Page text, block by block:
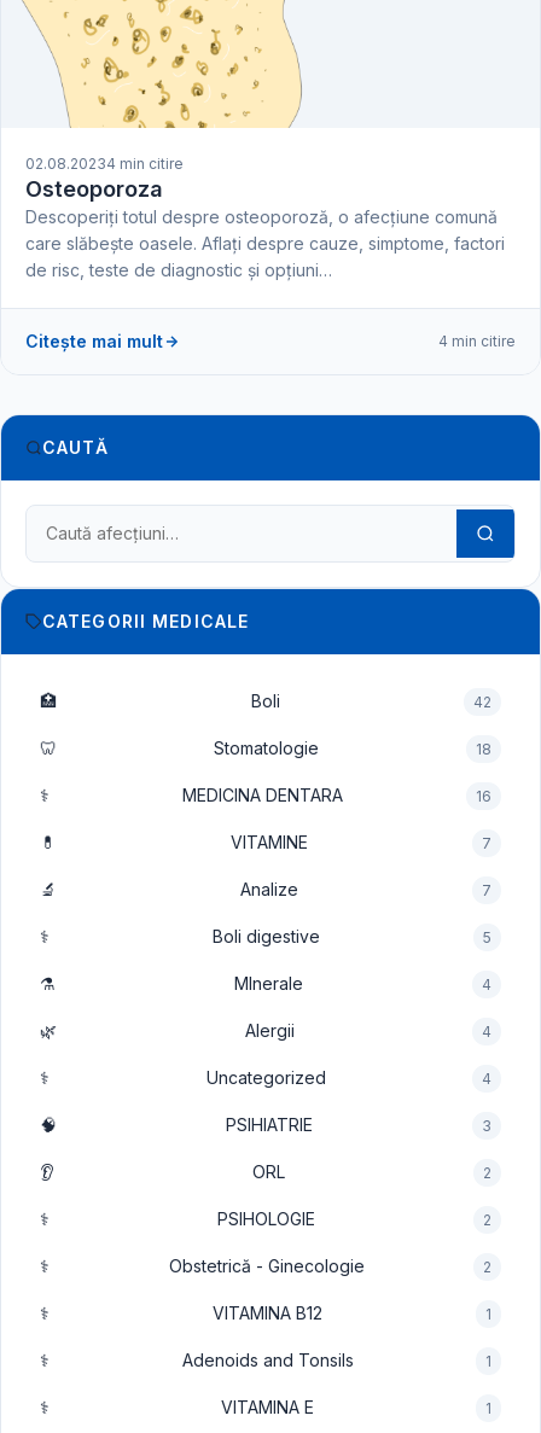
02.08.20234 min citire
Osteoporoza
Descoperiți totul despre osteoporoză, o afecțiune comună
care slăbește oasele. Aflați despre cauze, simptome, factori
de risc, teste de diagnostic și opțiuni…
Citește mai mult 4 min citire
CAUTĂ
Caută în dicționarul medical
CATEGORII MEDICALE
🏥 Boli 42
🦷 Stomatologie 18
⚕️ MEDICINA DENTARA 16
💊 VITAMINE 7
🔬 Analize 7
⚕️ Boli digestive 5
⚗️ MInerale 4
🌿 Alergii 4
⚕️ Uncategorized 4
🧠 PSIHIATRIE 3
👂 ORL 2
⚕️ PSIHOLOGIE 2
⚕️ Obstetrică - Ginecologie 2
⚕️ VITAMINA B12 1
⚕️ Adenoids and Tonsils 1
⚕️ VITAMINA E 1